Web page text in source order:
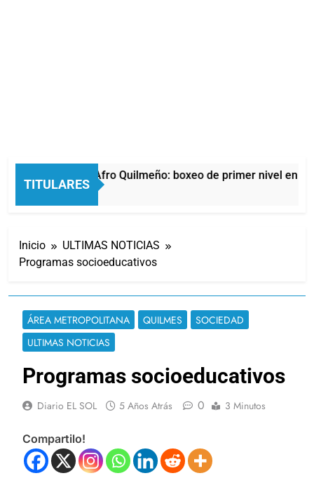
TITULARES
La noche del Afro Quilmeño: boxeo de primer nivel en la
6 Horas Atrás
Inicio
ULTIMAS NOTICIAS
Programas socioeducativos
ÁREA METROPOLITANA QUILMES
SOCIEDAD
ULTIMAS NOTICIAS
Programas socioeducativos
Diario EL SOL 5 Años Atrás 0 3 Minutos
Compartilo!